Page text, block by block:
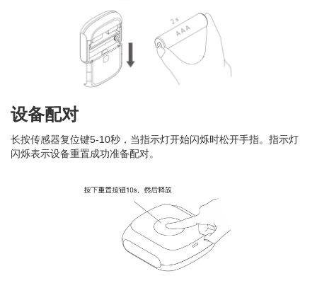
设备配对
长按传感器复位键5-10秒，当指示灯开始闪烁时松开手指。指示灯
闪烁表示设备重置成功准备配对。